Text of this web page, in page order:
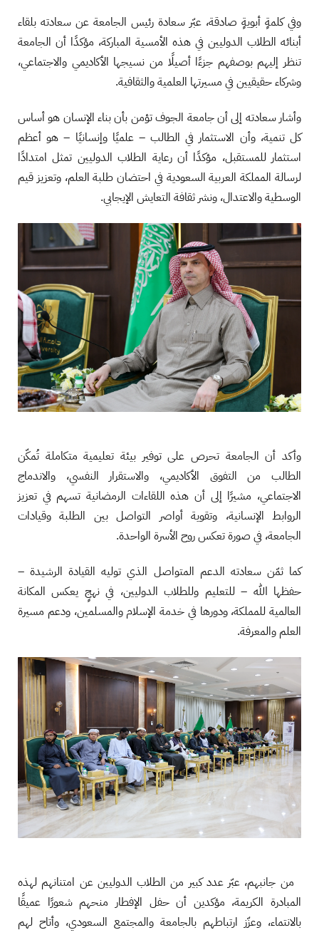
وفي كلمةٍ أبويةٍ صادقة، عبّر سعادة رئيس الجامعة عن سعادته بلقاء
أبنائه الطلاب الدوليين في هذه الأمسية المباركة، مؤكدًا أن الجامعة
تنظر إليهم بوصفهم جزءًا أصيلًا من نسيجها الأكاديمي والاجتماعي،
وشركاء حقيقيين في مسيرتها العلمية والثقافية.
وأشار سعادته إلى أن جامعة الجوف تؤمن بأن بناء الإنسان هو أساس
كل تنمية، وأن الاستثمار في الطالب – علميًا وإنسانيًا – هو أعظم
استثمار للمستقبل، مؤكدًا أن رعاية الطلاب الدوليين تمثل امتدادًا
لرسالة المملكة العربية السعودية في احتضان طلبة العلم، وتعزيز قيم
الوسطية والاعتدال، ونشر ثقافة التعايش الإيجابي.
وأكد أن الجامعة تحرص على توفير بيئة تعليمية متكاملة تُمكّن
الطالب من التفوق الأكاديمي، والاستقرار النفسي، والاندماج
الاجتماعي، مشيرًا إلى أن هذه اللقاءات الرمضانية تسهم في تعزيز
الروابط الإنسانية، وتقوية أواصر التواصل بين الطلبة وقيادات
الجامعة، في صورة تعكس روح الأسرة الواحدة.
كما ثمّن سعادته الدعم المتواصل الذي توليه القيادة الرشيدة –
حفظها الله – للتعليم وللطلاب الدوليين، في نهجٍ يعكس المكانة
العالمية للمملكة، ودورها في خدمة الإسلام والمسلمين، ودعم مسيرة
العلم والمعرفة.
من جانبهم، عبّر عدد كبير من الطلاب الدوليين عن امتنانهم لهذه
المبادرة الكريمة، مؤكدين أن حفل الإفطار منحهم شعورًا عميقًا
بالانتماء، وعزّز ارتباطهم بالجامعة والمجتمع السعودي، وأتاح لهم